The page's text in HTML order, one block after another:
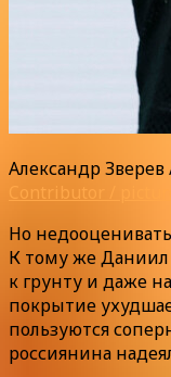
Александр
Contributor /
Но
К тому же Даниил
к грунту и даже
покрытие
пользуются
россиянина